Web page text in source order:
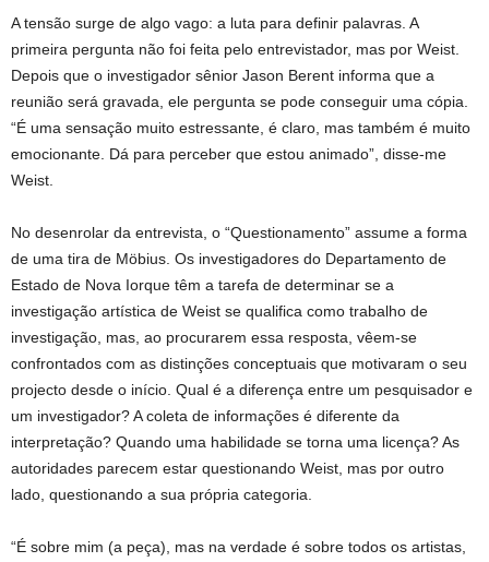
A tensão surge de algo vago: a luta para definir palavras. A
primeira pergunta não foi feita pelo entrevistador, mas por Weist.
Depois que o investigador sênior Jason Berent informa que a
reunião será gravada, ele pergunta se pode conseguir uma cópia.
“É uma sensação muito estressante, é claro, mas também é muito
emocionante. Dá para perceber que estou animado”, disse-me
Weist.
No desenrolar da entrevista, o “Questionamento” assume a forma
de uma tira de Möbius. Os investigadores do Departamento de
Estado de Nova Iorque têm a tarefa de determinar se a
investigação artística de Weist se qualifica como trabalho de
investigação, mas, ao procurarem essa resposta, vêem-se
confrontados com as distinções conceptuais que motivaram o seu
projecto desde o início. Qual é a diferença entre um pesquisador e
um investigador? A coleta de informações é diferente da
interpretação? Quando uma habilidade se torna uma licença? As
autoridades parecem estar questionando Weist, mas por outro
lado, questionando a sua própria categoria.
“É sobre mim (a peça), mas na verdade é sobre todos os artistas,